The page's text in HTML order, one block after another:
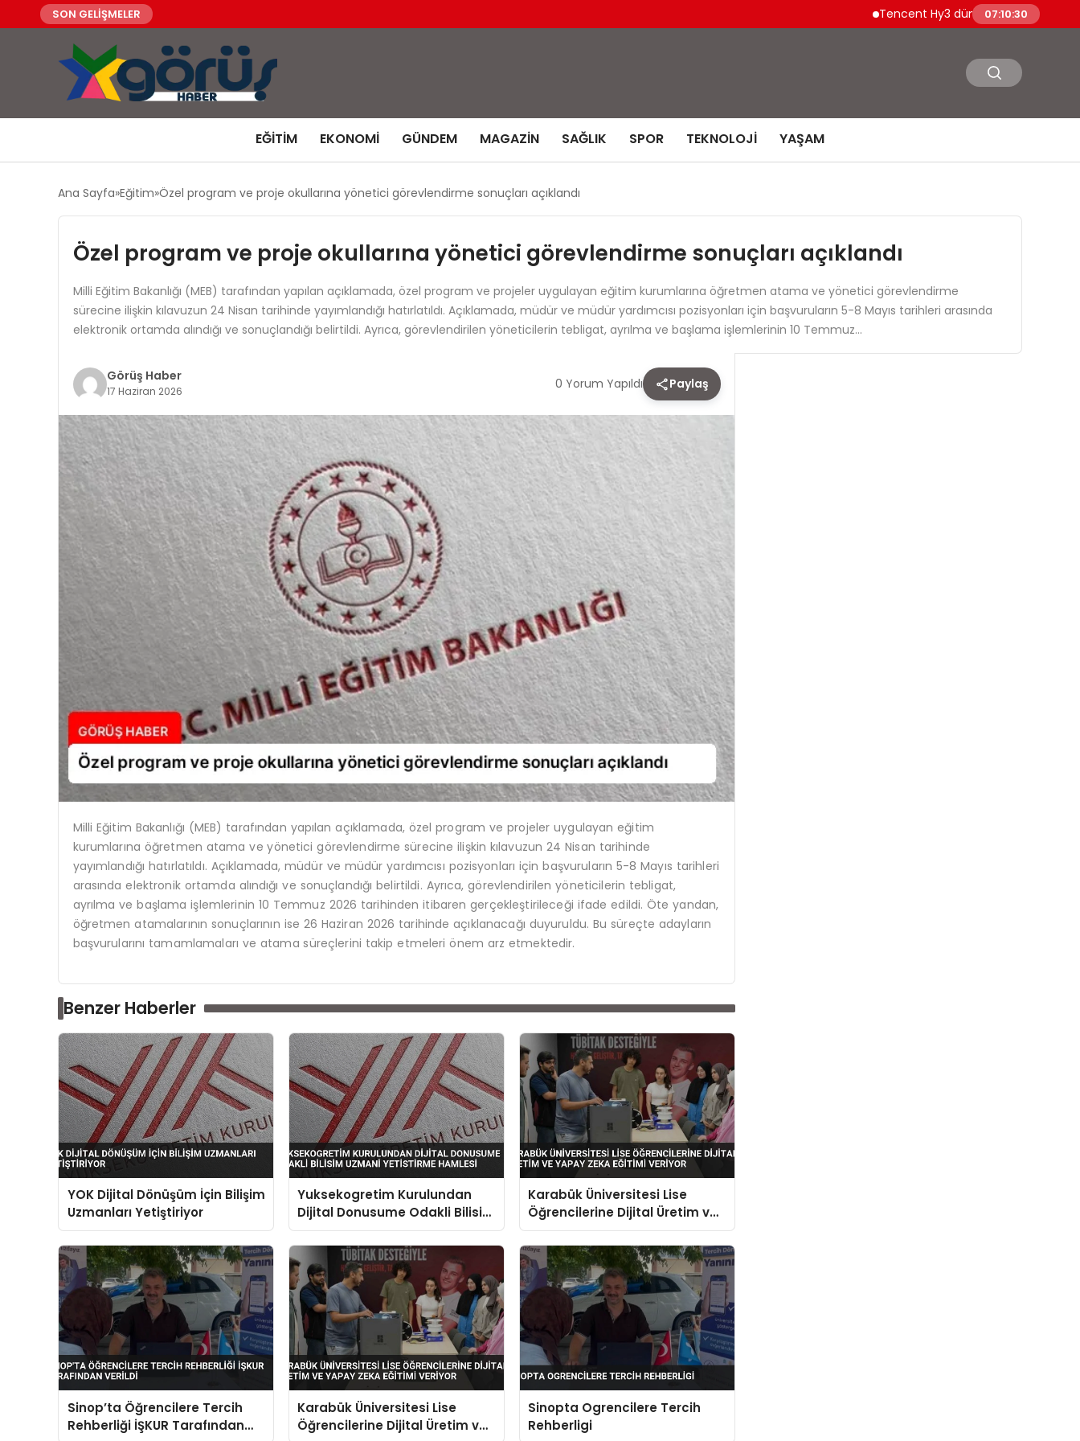
SON GELİŞMELER Tencent Hy3 dünya genelinde
07:10:31
EĞITIM EKONOMI GÜNDEM MAGAZIN SAĞLIK SPOR TEKNOLOJI YAŞAM
Ana Sayfa Eğitim Özel program ve proje okullarına yönetici görevlendirme sonuçları açıklandı
Özel program ve proje okullarına yönetici görevlendirme sonuçları açıklandı
Milli Eğitim Bakanlığı (MEB) tarafından yapılan açıklamada, özel program ve projeler uygulayan eğitim kurumlarına öğretmen atama ve yönetici görevlendirme
sürecine ilişkin kılavuzun 24 Nisan tarihinde yayımlandığı hatırlatıldı. Açıklamada, müdür ve müdür yardımcısı pozisyonları için başvuruların 5-8 Mayıs tarihleri arasında
elektronik ortamda alındığı ve sonuçlandığı belirtildi. Ayrıca, görevlendirilen yöneticilerin tebligat, ayrılma ve başlama işlemlerinin 10 Temmuz…
Görüş Haber
17 Haziran 2026 0 Yorum Yapıldı Paylaş
Milli Eğitim Bakanlığı (MEB) tarafından yapılan açıklamada, özel program ve projeler uygulayan eğitim
kurumlarına öğretmen atama ve yönetici görevlendirme sürecine ilişkin kılavuzun 24 Nisan tarihinde
yayımlandığı hatırlatıldı. Açıklamada, müdür ve müdür yardımcısı pozisyonları için başvuruların 5-8 Mayıs tarihleri
arasında elektronik ortamda alındığı ve sonuçlandığı belirtildi. Ayrıca, görevlendirilen yöneticilerin tebligat,
ayrılma ve başlama işlemlerinin 10 Temmuz 2026 tarihinden itibaren gerçekleştirileceği ifade edildi. Öte yandan,
öğretmen atamalarının sonuçlarının ise 26 Haziran 2026 tarihinde açıklanacağı duyuruldu. Bu süreçte adayların
başvurularını tamamlamaları ve atama süreçlerini takip etmeleri önem arz etmektedir.
Benzer Haberler
YOK Dijital Dönüşüm İçin Bilişim
Uzmanları Yetiştiriyor
Yuksekogretim Kurulundan
Dijital Donusume Odakli Bilisim
Uzmani Yetistirme Hamlesi
Karabük Üniversitesi Lise
Öğrencilerine Dijital Üretim ve
Yapay Zeka Eğitimi Veriyor
Sinop’ta Öğrencilere Tercih
Rehberliği İŞKUR Tarafından
Karabük Üniversitesi Lise
Öğrencilerine Dijital Üretim ve
Sinopta Ogrencilere Tercih
Rehberligi